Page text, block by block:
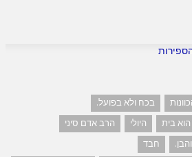
בכח ולא בפועל.
הוא בית היולי
הרב אדם סיני
והבן.
חבד